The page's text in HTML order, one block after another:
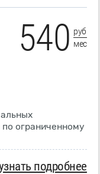
540 руб
мес
ограниченному
подробнее